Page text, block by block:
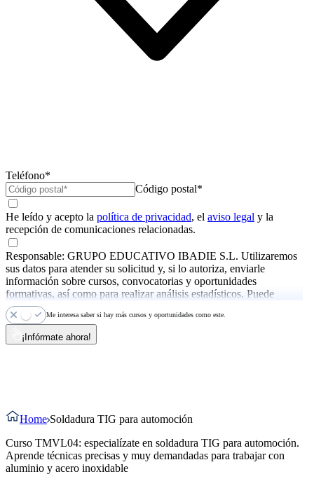
Teléfono*
Código postal*
He leído y acepto la política de privacidad, el aviso legal y la
recepción de comunicaciones relacionadas.
Responsable: GRUPO EDUCATIVO IBADIE S.L. Utilizaremos
sus datos para atender su solicitud y, si lo autoriza, enviarle
información sobre cursos, convocatorias y oportunidades
formativas, así como para realizar análisis estadísticos. Puede
ejercer sus derechos y consultar más información en la
privacidad.
Me interesa saber si hay más cursos y oportunidades como este.
¡Infórmate ahora!
Home Soldadura TIG para automoción
Curso TMVL04: especialízate en soldadura TIG para automoción.
Aprende técnicas precisas y muy demandadas para trabajar con
aluminio y acero inoxidable